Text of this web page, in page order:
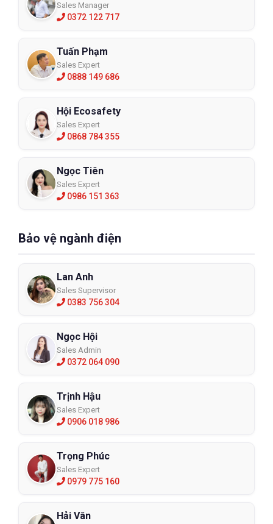
Sales Manager
0372 122 717
Tuấn Phạm
Sales Expert
0888 149 686
Hội Ecosafety
Sales Expert
0868 784 355
Ngọc Tiên
Sales Expert
0986 151 363
Bảo vệ ngành điện
Lan Anh
Sales Supervisor
0383 756 304
Ngọc Hội
Sales Admin
0372 064 090
Trịnh Hậu
Sales Expert
0906 018 986
Trọng Phúc
Sales Expert
0979 775 160
Hải Vân